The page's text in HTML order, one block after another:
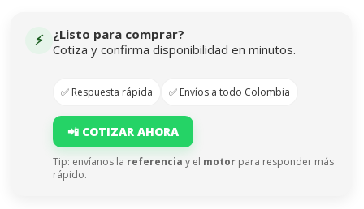
⚡
¿Listo para comprar?
Cotiza y confirma disponibilidad en minutos.
✅ Respuesta rápida ✅ Envíos a todo Colombia
📲 COTIZAR AHORA
Tip: envíanos la referencia y el motor para responder más
rápido.